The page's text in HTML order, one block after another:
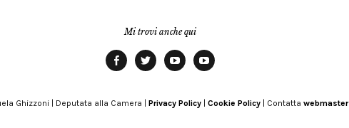
Mi trovi anche qui
Modena
Ghizzoni | Deputata alla Camera | Privacy Policy Cookie Policy | Contatta webmaster